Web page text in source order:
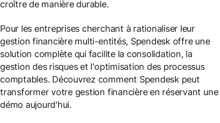
croître de manière durable.
Pour les entreprises cherchant à rationaliser leur
gestion financière multi-entités, Spendesk offre une
solution complète qui facilite la consolidation, la
gestion des risques et l'optimisation des processus
comptables. Découvrez comment Spendesk peut
transformer votre gestion financière en réservant une
démo aujourd'hui.